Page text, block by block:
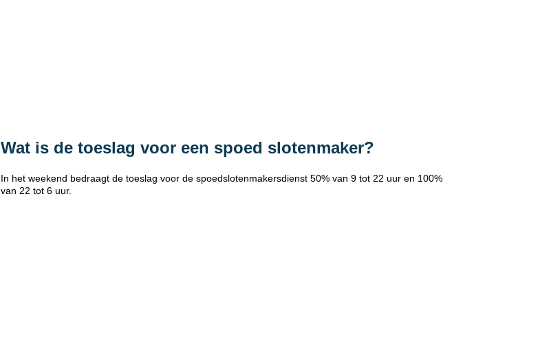
Wat is de toeslag voor een spoed slotenmaker?
In het weekend bedraagt de toeslag voor de spoedslotenmakersdienst 50% van 9 tot 22 uur en 100%
van 22 tot 6 uur.